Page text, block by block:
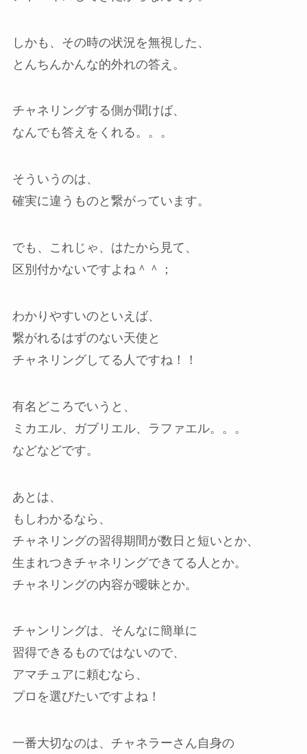
しかも、その時の状況を無視した、
とんちんかんな的外れの答え。
チャネリングする側が聞けば、
なんでも答えをくれる。。。
そういうのは、
確実に違うものと繋がっています。
でも、これじゃ、はたから見て、
区別付かないですよね＾＾；
わかりやすいのといえば、
繋がれるはずのない天使と
チャネリングしてる人ですね！！
有名どころでいうと、
ミカエル、ガブリエル、ラファエル。。。
などなどです。
あとは、
もしわかるなら、
チャネリングの習得期間が数日と短いとか、
生まれつきチャネリングできてる人とか。
チャネリングの内容が曖昧とか。
チャンリングは、そんなに簡単に
習得できるものではないので、
アマチュアに頼むなら、
プロを選びたいですよね！
一番大切なのは、チャネラーさん自身の